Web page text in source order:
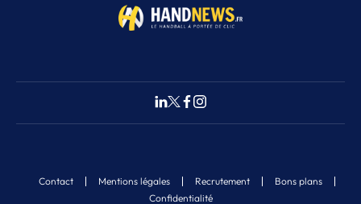
Contact Mentions légales Recrutement
Bons plans
Confidentialité